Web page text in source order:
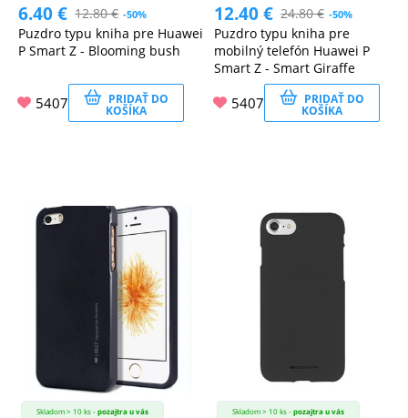
6.40€ 12.80€ -50%
Puzdro typu kniha pre Huawei
P Smart Z - Blooming bush
5407 PRIDAŤ DO
KOŠÍKA
12.40€ 24.80€ -50%
Puzdro typu kniha pre
mobilný telefón Huawei P
Smart Z - Smart Giraffe
5407 PRIDAŤ DO
KOŠÍKA
Skladom > 10 ks -pozajtra u vás Skladom > 10 ks -pozajtra u vás